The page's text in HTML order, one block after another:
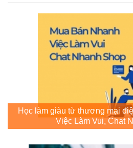
Học làm giàu từ thương mại
Việc Làm Vui, Chat